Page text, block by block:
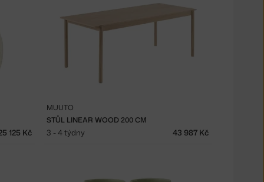
125 Kč
STŮL LINEAR WOOD 200 CM
MUUTO
3 - 4 týdny 43 987 Kč